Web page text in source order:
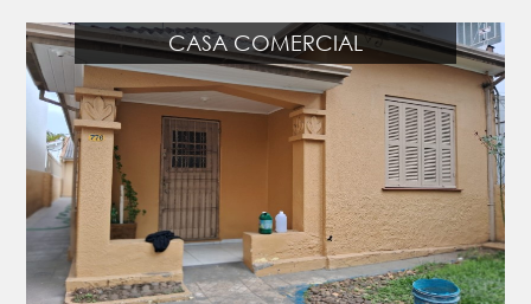
CASA COMERCIAL